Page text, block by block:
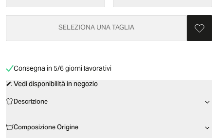
SELEZIONA UNA TAGLIA
Consegna in 5/6 giorni lavorativi
Vedi disponibilità in negozio
Descrizione
Composizione Origine